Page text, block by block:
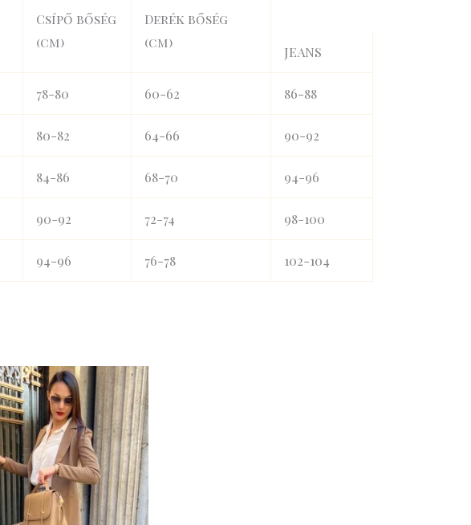
Csípő bőség
(cm)
Derék bőség
(cm)
JEANS
78-80 60-62 86-88
80-82 64-66 90-92
84-86 68-70 94-96
90-92 72-74 98-100
94-96 76-78 102-104
Original
price
was:
20
.990 Ft.
Current
price
is:
16
.792 Ft.